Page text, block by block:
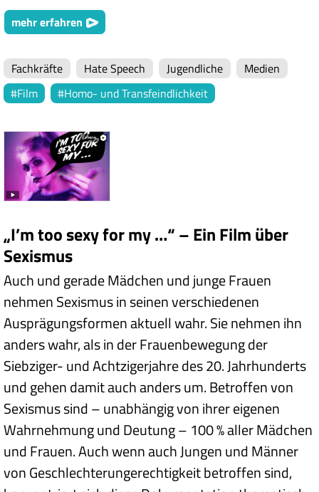
mehr erfahren
Fachkräfte Hate Speech Jugendliche
Medien
Film
Homo- und Transfeindlichkeit
„I’m too sexy for my …“ – Ein Film über
Sexismus
Auch und gerade Mädchen und junge Frauen
nehmen Sexismus in seinen verschiedenen
Ausprägungsformen aktuell wahr. Sie nehmen ihn
anders wahr, als in der Frauenbewegung der
Siebziger- und Achtzigerjahre des 20. Jahrhunderts
und gehen damit auch anders um. Betroffen von
Sexismus sind – unabhängig von ihrer eigenen
Wahrnehmung und Deutung – 100 % aller Mädchen
und Frauen. Auch wenn auch Jungen und Männer
von Geschlechterungerechtigkeit betroffen sind,